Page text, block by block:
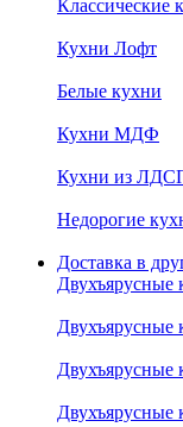
Классические
Кухни Лофт
Белые кухни
Кухни МДФ
Кухни из
Недорогие
Доставка в
Двухъярусные
Двухъярусные
Двухъярусные
Двухъярусные